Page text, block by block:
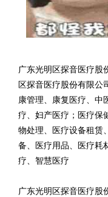
广东光明区探音医疗股
区探音医疗股份有限公
康管理、康复医疗、中
疗、妇产医疗；医疗保
物处理、医疗设备租赁
备、医疗用品、医疗耗
疗、智慧医疗
广东光明区探音医疗股